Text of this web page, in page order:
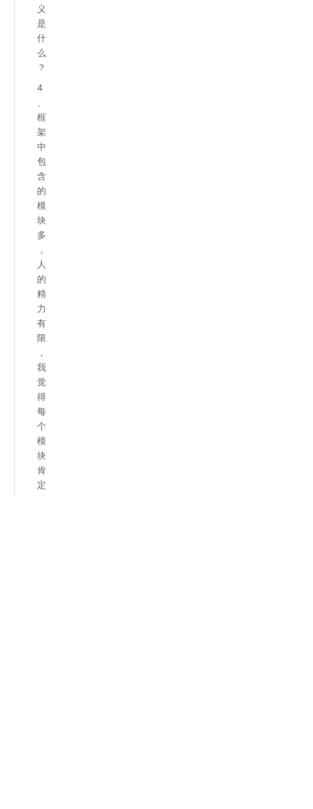
义
是
什
么
？
4
框
架
中
包
含
的
模
块
多
，
人
的
精
力
有
限
，
我
觉
得
每
个
模
块
肯
定